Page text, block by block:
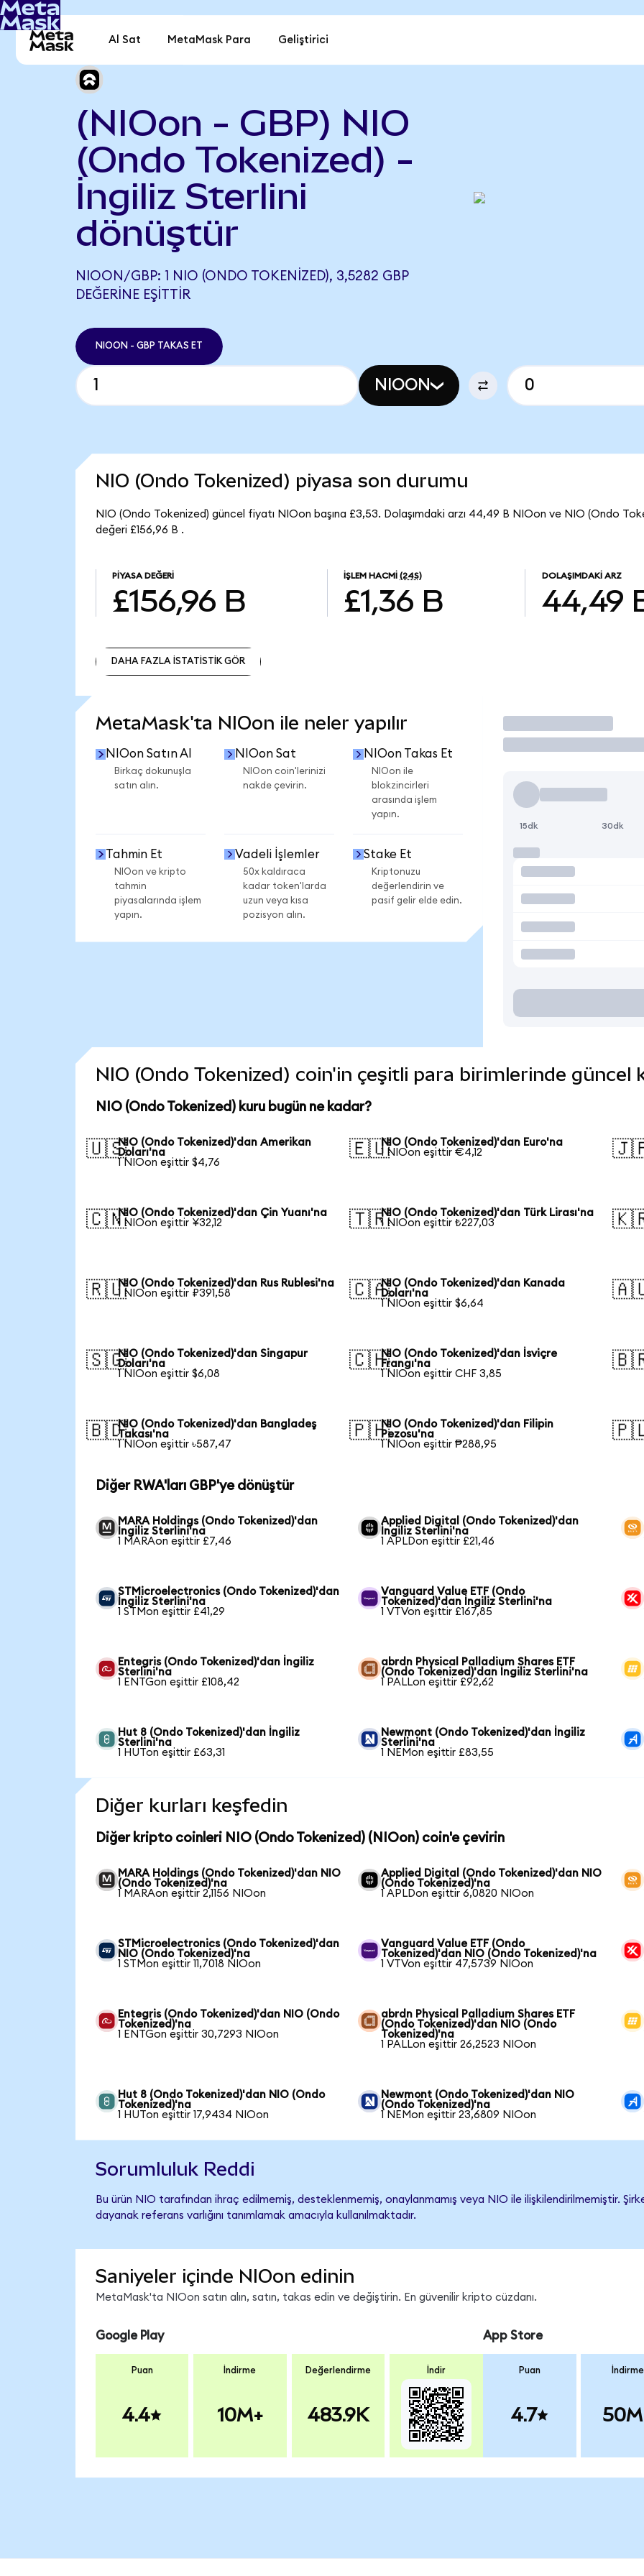
Al Sat MetaMask Para Geliştirici
(NIOon - GBP) NIO
(Ondo Tokenized) -
İngiliz Sterlini
dönüştür
NIOON/GBP: 1 NIO (ONDO TOKENIZED), 3,5282 GBP
DEĞERINE EŞITTIR
NIOON - GBP TAKAS ET
NIOON
NIO (Ondo Tokenized) piyasa son durumu
NIO (Ondo Tokenized) güncel fiyatı NIOon başına £3,53. Dolaşımdaki arzı 44,49 B NIOon ve NIO (Ondo
değeri £156,96 B .
PIYASA DEĞERI
£156,96 B
İŞLEM HACMI (24S)
£1,36 B
DOLAŞIMDAKI ARZ
44,49
DAHA FAZLA İSTATİSTİK GÖR
MetaMask'ta NIOon ile neler yapılır
NIOon Satın Al
Birkaç dokunuşla
satın alın.
NIOon Sat
NIOon coin'lerinizi
nakde çevirin.
NIOon Takas Et
NIOon ile
blokzincirleri
arasında işlem
yapın.
Tahmin Et
NIOon ve kripto
tahmin
piyasalarında işlem
yapın.
Vadeli İşlemler
50x kaldıraca
kadar token'larda
uzun veya kısa
pozisyon alın.
Stake Et
Kriptonuzu
değerlendirin ve
pasif gelir elde edin.
İşlem Yap
15dk 30dk
NIO (Ondo Tokenized) coin'in çeşitli para birimlerinde güncel
NIO (Ondo Tokenized) kuru bugün ne kadar?
🇺🇸NIO (Ondo Tokenized)'dan Amerikan
Doları'na
1 NIOon eşittir $4,76
🇪🇺NIO (Ondo Tokenized)'dan Euro'na
1 NIOon eşittir €4,12
🇨🇳NIO (Ondo Tokenized)'dan Çin Yuanı'na
1 NIOon eşittir ¥32,12
🇹🇷NIO (Ondo Tokenized)'dan Türk Lirası'na
1 NIOon eşittir ₺227,03
🇷🇺NIO (Ondo Tokenized)'dan Rus Rublesi'na
1 NIOon eşittir ₽391,58
🇨🇦NIO (Ondo Tokenized)'dan Kanada
Doları'na
1 NIOon eşittir $6,64
🇸🇬NIO (Ondo Tokenized)'dan Singapur
Doları'na
1 NIOon eşittir $6,08
🇨🇭NIO (Ondo Tokenized)'dan İsviçre
Frangı'na
1 NIOon eşittir CHF 3,85
🇧🇩NIO (Ondo Tokenized)'dan Bangladeş
Takası'na
1 NIOon eşittir ৳587,47
🇵🇭NIO (Ondo Tokenized)'dan Filipin
Pezosu'na
1 NIOon eşittir ₱288,95
Diğer RWA'ları GBP'ye dönüştür
MARA Holdings (Ondo Tokenized)'dan
İngiliz Sterlini'na
1 MARAon eşittir £7,46
Applied Digital (Ondo Tokenized)'dan
İngiliz Sterlini'na
1 APLDon eşittir £21,46
STMicroelectronics (Ondo Tokenized)'dan
İngiliz Sterlini'na
1 STMon eşittir £41,29
Vanguard Value ETF (Ondo
Tokenized)'dan İngiliz Sterlini'na
1 VTVon eşittir £167,85
Entegris (Ondo Tokenized)'dan İngiliz
Sterlini'na
1 ENTGon eşittir £108,42
abrdn Physical Palladium Shares ETF
(Ondo Tokenized)'dan İngiliz Sterlini'na
1 PALLon eşittir £92,62
Hut 8 (Ondo Tokenized)'dan İngiliz
Sterlini'na
1 HUTon eşittir £63,31
Newmont (Ondo Tokenized)'dan İngiliz
Sterlini'na
1 NEMon eşittir £83,55
Diğer kurları keşfedin
Diğer kripto coinleri NIO (Ondo Tokenized) (NIOon) coin'e çevirin
MARA Holdings (Ondo Tokenized)'dan NIO
(Ondo Tokenized)'na
1 MARAon eşittir 2,1156 NIOon
Applied Digital (Ondo Tokenized)'dan NIO
(Ondo Tokenized)'na
1 APLDon eşittir 6,0820 NIOon
STMicroelectronics (Ondo Tokenized)'dan
NIO (Ondo Tokenized)'na
1 STMon eşittir 11,7018 NIOon
Vanguard Value ETF (Ondo
Tokenized)'dan NIO (Ondo Tokenized)'na
1 VTVon eşittir 47,5739 NIOon
Entegris (Ondo Tokenized)'dan NIO (Ondo
Tokenized)'na
1 ENTGon eşittir 30,7293 NIOon
abrdn Physical Palladium Shares ETF
(Ondo Tokenized)'dan NIO (Ondo
Tokenized)'na
1 PALLon eşittir 26,2523 NIOon
Hut 8 (Ondo Tokenized)'dan NIO (Ondo
Tokenized)'na
1 HUTon eşittir 17,9434 NIOon
Newmont (Ondo Tokenized)'dan NIO
(Ondo Tokenized)'na
1 NEMon eşittir 23,6809 NIOon
Sorumluluk Reddi
Bu ürün NIO tarafından ihraç edilmemiş, desteklenmemiş, onaylanmamış veya NIO ile ilişkilendirilmemiştir.
dayanak referans varlığını tanımlamak amacıyla kullanılmaktadır.
Saniyeler içinde NIOon edinin
MetaMask'ta NIOon satın alın, satın, takas edin ve değiştirin. En güvenilir kripto cüzdanı.
Google Play
Puan
4.4
İndirme
10M+
Değerlendirme
483.9K
İndir
App Store
Puan
4.7
İndirme